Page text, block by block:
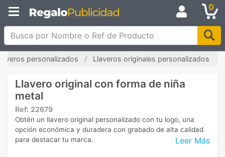
0
Busca por Nombre o Ref de Producto
personalizados Llaveros originales personalizados
Llavero original con forma de niña
metal
Ref: 22679
Leer Más
Obtén un llavero original personalizado con tu logo, una
opción económica y duradera con grabado de alta calidad
para destacar tu marca.